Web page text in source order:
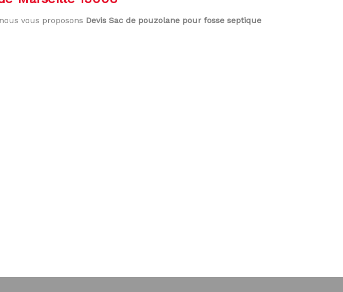
vous proposons Devis Sac de pouzolane pour fosse septique